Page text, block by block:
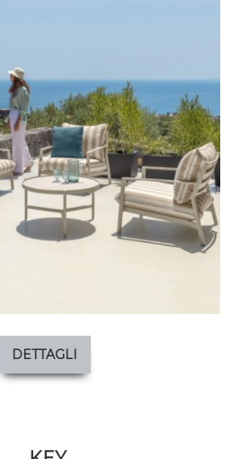
DETTAGLI